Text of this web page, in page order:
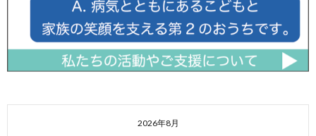
2026年8月